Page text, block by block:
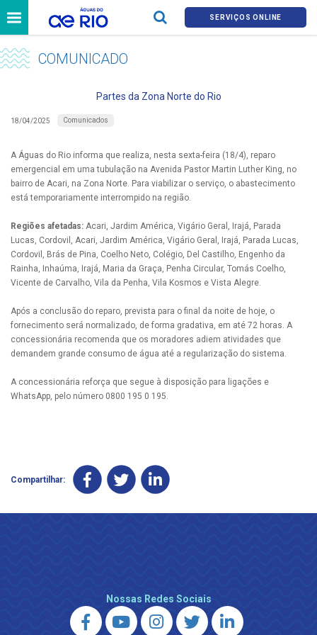
SERVIÇOS ONLINE
COMUNICADO
Partes da Zona Norte do Rio
18/04/2025 Comunicados
A Águas do Rio informa que realiza, nesta sexta-feira (18/4), reparo
emergencial em uma tubulação na Avenida Pastor Martin Luther King, no
bairro de Acari, na Zona Norte. Para viabilizar o serviço, o abastecimento
está temporariamente interrompido na região.
Regiões afetadas: Acari, Jardim América, Vigário Geral, Irajá, Parada
Lucas, Cordovil, Acari, Jardim América, Vigário Geral, Irajá, Parada Lucas,
Cordovil, Brás de Pina, Coelho Neto, Colégio, Del Castilho, Engenho da
Rainha, Inhaúma, Irajá, Maria da Graça, Penha Circular, Tomás Coelho,
Vicente de Carvalho, Vila da Penha, Vila Kosmos e Vista Alegre.
Após a conclusão do reparo, prevista para o final da noite de hoje, o
fornecimento será normalizado, de forma gradativa, em até 72 horas. A
concessionária recomenda que os moradores adiem atividades que
demandem grande consumo de água até a regularização do sistema.
A concessionária reforça que segue à disposição para ligações e
WhatsApp, pelo número 0800 195 0 195.
Compartilhar:
Nossas Redes Sociais